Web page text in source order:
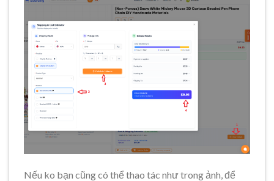
Nếu ko bạn cũng có thể thao tác như trong ảnh, để